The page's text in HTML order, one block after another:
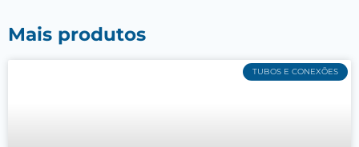
Mais produtos
TUBOS E CONEXÕES